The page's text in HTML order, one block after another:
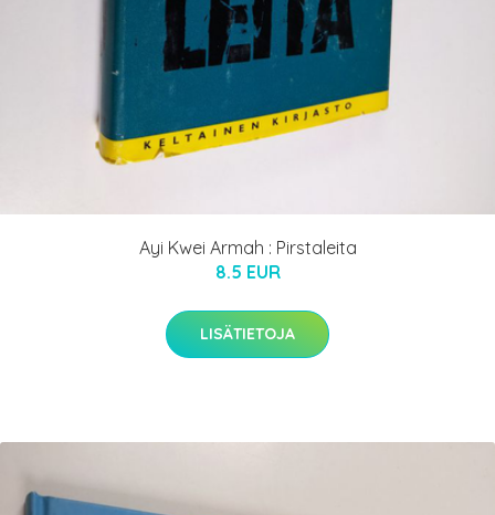
Ayi Kwei Armah : Pirstaleita
8.5 EUR
LISÄTIETOJA